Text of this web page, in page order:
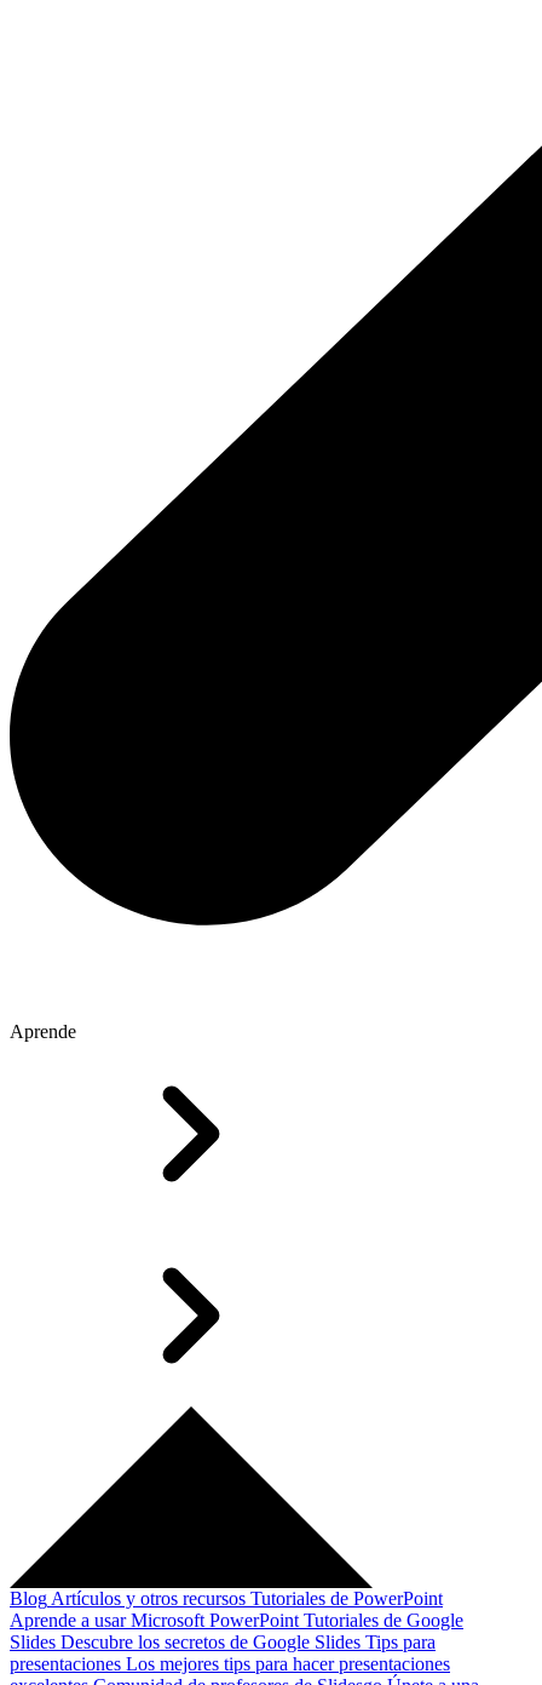
Aprende
Blog Artículos y otros recursos Tutoriales de PowerPoint
Aprende a usar Microsoft PowerPoint Tutoriales de Google
Slides Descubre los secretos de Google Slides Tips para
presentaciones Los mejores tips para hacer presentaciones